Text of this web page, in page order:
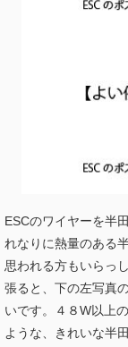
ESCのワイヤーを半
れなりに熱量のある
思われる方もいらっ
張ると、下の左写真
いです。４８W以上
ような、きれいな半